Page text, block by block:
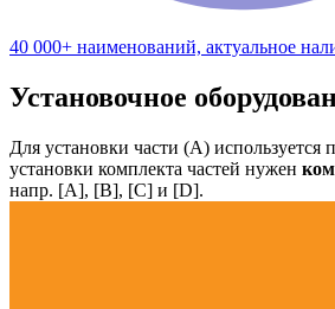
40 000+ наименований, актуальное
Установочное
Для установки части (А)
установки комплекта частей нужен
напр. [А], [B], [С] и [D].